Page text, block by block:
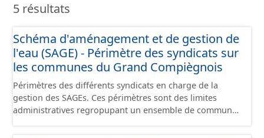
5 résultats
Schéma d'aménagement et de gestion de
l'eau (SAGE) - Périmètre des syndicats sur
les communes du Grand Compiègnois
Périmètres des différents syndicats en charge de la
gestion des SAGEs. Ces périmètres sont des limites
administratives regropupant un ensemble de communes